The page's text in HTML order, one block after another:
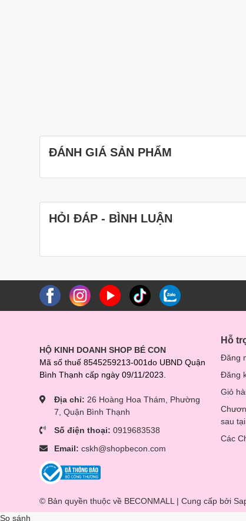
ĐÁNH GIÁ SẢN PHẨM
HỎI ĐÁP - BÌNH LUẬN
HỘ KINH DOANH SHOP BÉ CON
Mã số thuế 8545259213-001do UBND Quận
Bình Thạnh cấp ngày 09/11/2023.
Địa chỉ: 26 Hoàng Hoa Thám, Phường
7, Quận Bình Thạnh
Số điện thoại: 0919683538
Email: cskh@shopbecon.com
Hỗ
Đăng
Đăng
Giỏ
sau
Các
© Bản quyền thuộc về BECONMALL | Cung cấp bởi
So sánh